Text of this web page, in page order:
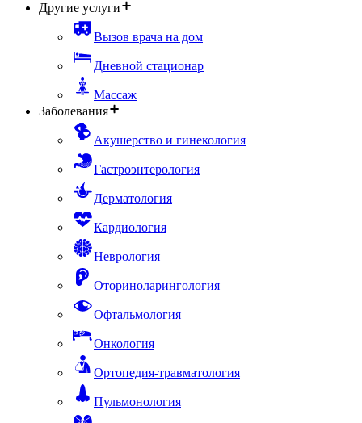
Другие услуги
Вызов врача на дом
Дневной стационар
Массаж
Заболевания
Акушерство и гинекология
Гастроэнтерология
Дерматология
Кардиология
Неврология
Оториноларингология
Офтальмология
Онкология
Ортопедия-травматология
Пульмонология